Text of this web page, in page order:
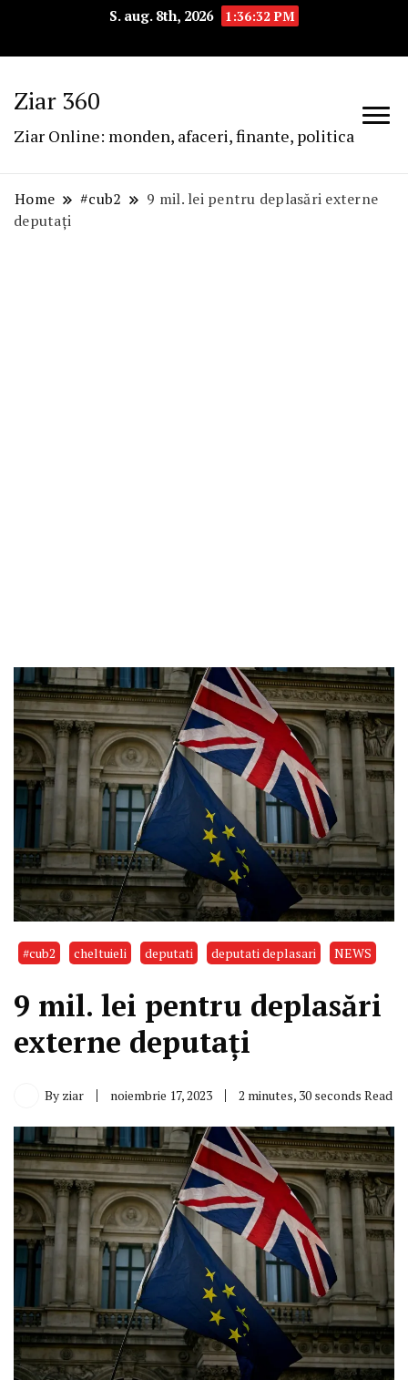
S. aug. 8th, 2026 1:36:33 PM
Ziar 360
Ziar Online: monden, afaceri, finante, politica
Home #cub2
9 mil. lei pentru deplasări externe
deputați
#cub2 cheltuieli deputati deputati deplasari NEWS
9 mil. lei pentru deplasări
externe deputați
By ziar noiembrie 17, 2023 2 minutes, 30 seconds Read